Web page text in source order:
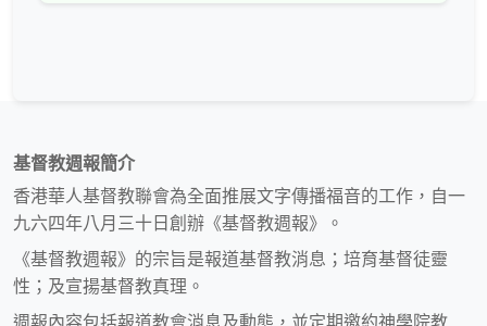
基督教週報簡介
香港華人基督教聯會為全面推展文字傳播福音的工作，自一
九六四年八月三十日創辦《基督教週報》。
《基督教週報》的宗旨是報道基督教消息；培育基督徒靈
性；及宣揚基督教真理。